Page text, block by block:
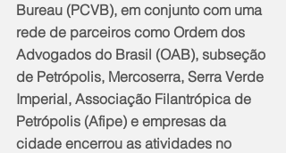
Bureau (PCVB), em conjunto com uma
rede de parceiros como Ordem dos
Advogados do Brasil (OAB), subseção
de Petrópolis, Mercoserra, Serra Verde
Imperial, Associação Filantrópica de
Petrópolis (Afipe) e empresas da
cidade encerrou as atividades no